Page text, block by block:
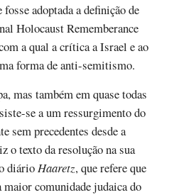
adoptada a definição de
Holocaust Rememberance
a qual a crítica a Israel e ao
forma de anti-semitismo.
mas também em quase todas
se a um ressurgimento do
sem precedentes desde a
o texto da resolução na sua
diárioHaaretz, que refere que
maior comunidade judaica do